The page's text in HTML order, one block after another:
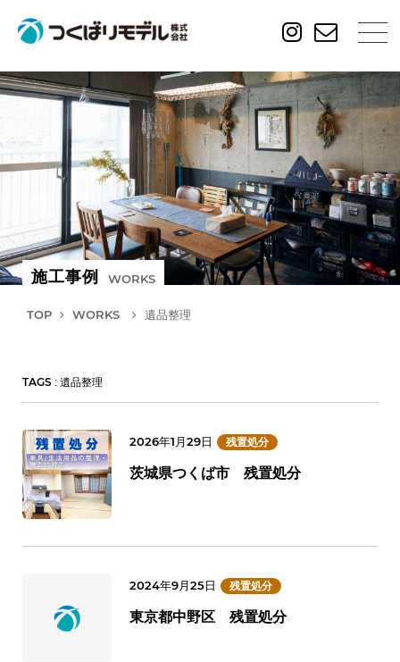
施工事例 WORKS
TOP WORKS 遺品整理
TAGS : 遺品整理
2026年1月29日 残置処分
茨城県つくば市 残置処分
2024年9月25日 残置処分
東京都中野区 残置処分